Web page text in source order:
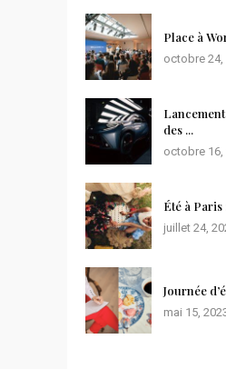
Place à
octobre 24,
des ...
octobre 16,
Été à Paris
juillet 24,
Journée
mai 15,